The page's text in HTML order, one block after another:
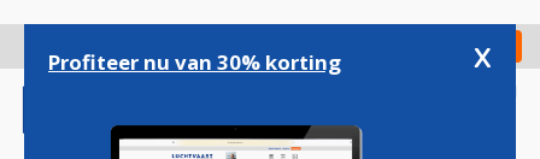
gaan
Check in
Profiteer nu van 30% korting x